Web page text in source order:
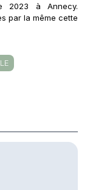
2023 à Annecy.
par la même cette